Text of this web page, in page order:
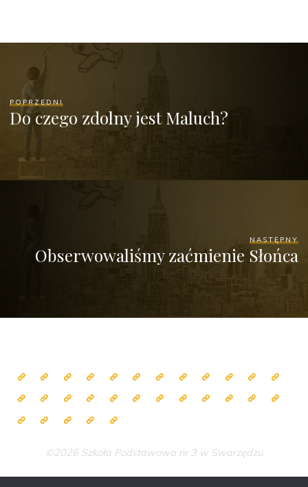
POPRZEDNI
Do czego zdolny jest Maluch?
NASTĘPNY
Obserwowaliśmy zaćmienie Słońca
©2026 Szkoła Podstawowa nr 3 w Swarzędzu